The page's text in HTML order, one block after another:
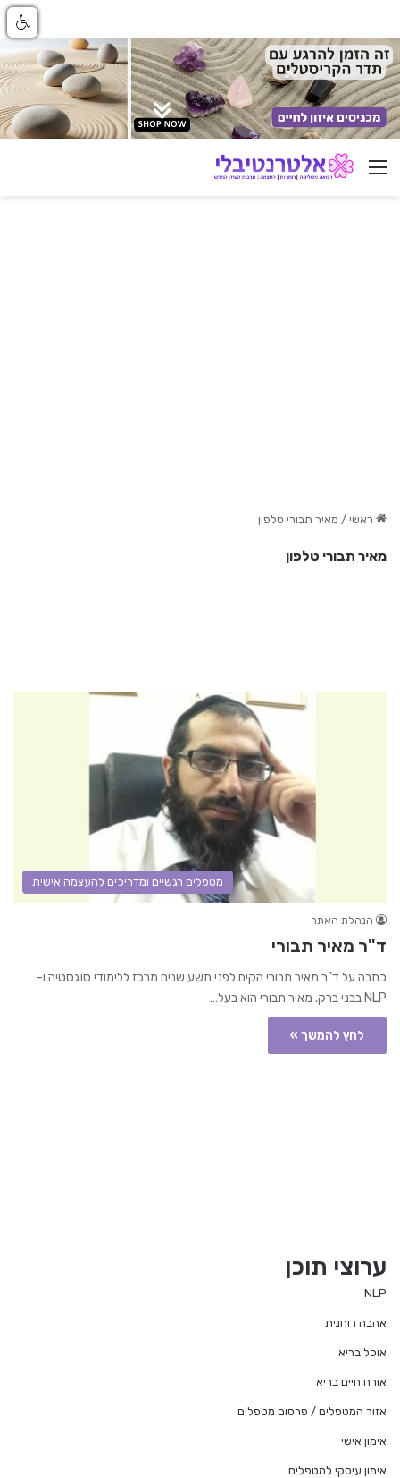
ניווט באתר
ראשי / מאיר תבורי טלפון
מאיר תבורי טלפון
מטפלים רגשיים ומדריכים להעצמה אישית
הנהלת האתר
ד"ר מאיר תבורי
כתבה על ד"ר מאיר תבורי הקים לפני תשע שנים מרכז ללימודי סוגסטיה ו-
NLP בבני ברק. מאיר תבורי הוא בעל…
לחץ להמשך »
ערוצי תוכן
NLP
אהבה רוחנית
אוכל בריא
אורח חיים בריא
אזור המטפלים / פרסום מטפלים
אימון אישי
אימון עיסקי למטפלים